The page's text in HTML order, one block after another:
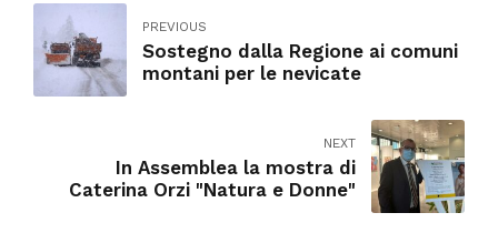
PREVIOUS
Sostegno dalla Regione ai comuni
montani per le nevicate
NEXT
In Assemblea la mostra di
Caterina Orzi "Natura e Donne"